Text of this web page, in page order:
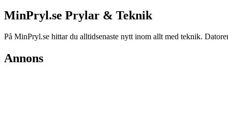
MinPryl.se Prylar & Teknik
På MinPryl.se hittar du alltidsenaste nytt inom allt med teknik.
Annons